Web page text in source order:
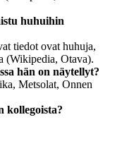
huhuihin
tiedot ovat huhuja,
(Wikipedia, Otava).
hän on näytellyt?
Metsolat, Onnen
kollegoista?